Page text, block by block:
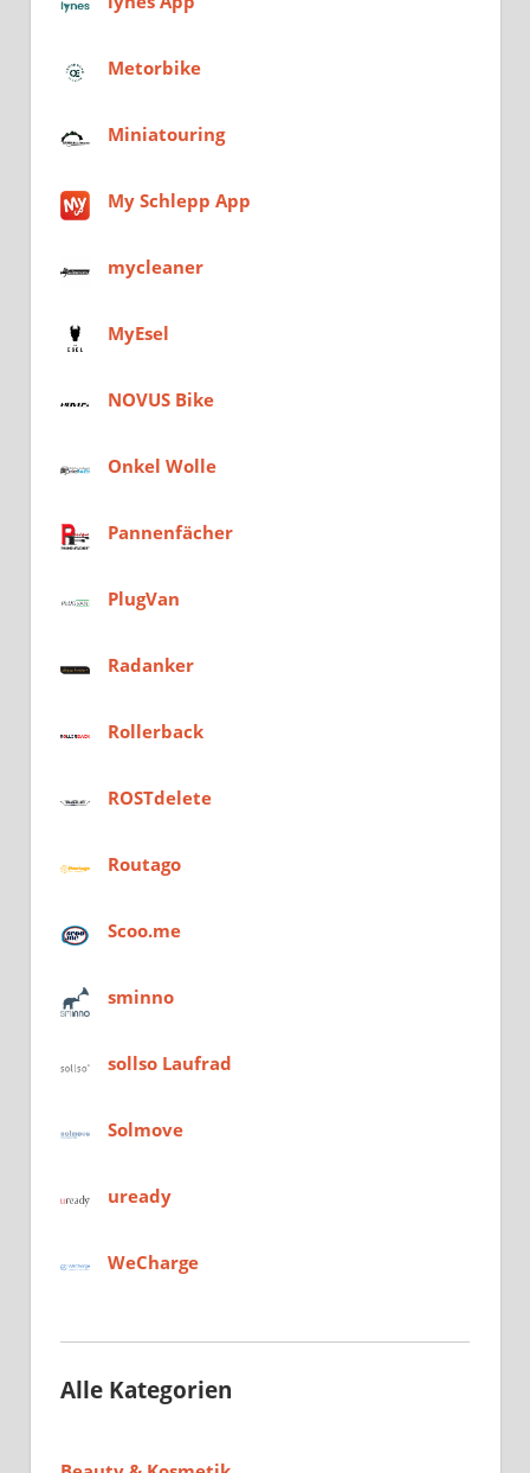
Metorbike
Miniatouring
My Schlepp App
mycleaner
MyEsel
NOVUS Bike
Onkel Wolle
Pannenfächer
PlugVan
Radanker
Rollerback
ROSTdelete
Routago
Scoo.me
sminno
sollso Laufrad
Solmove
uready
WeCharge
Alle Kategorien